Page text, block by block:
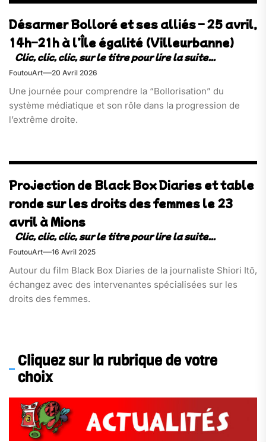
Désarmer Bolloré et ses alliés – 25 avril,
14h–21h à l’Île égalité (Villeurbanne)
FoutouArt 20 Avril 2026
Une journée pour comprendre la “Bollorisation” du
système médiatique et son rôle dans la progression de
l’extrême droite.
Projection de Black Box Diaries et table
ronde sur les droits des femmes le 23
avril à Mions
FoutouArt 16 Avril 2025
Autour du film Black Box Diaries de la journaliste Shiori Itō,
échangez avec des intervenantes spécialisées sur les
droits des femmes.
Cliquez sur la rubrique de votre
choix